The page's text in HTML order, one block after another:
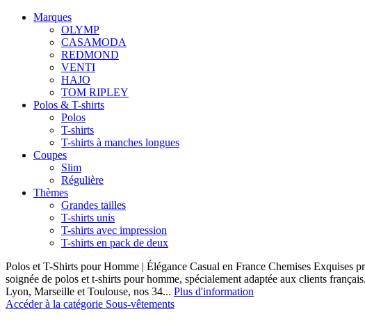
Marques
OLYMP
CASAMODA
REDMOND
VENTI
HAJO
TOM RIPLEY
Polos & T-shirts
Polos
T-shirts
T-shirts à manches longues
Coupes
Slim
Régulière
Thèmes
Grandes tailles
T-shirts unis
T-shirts avec impression
T-shirts en pack de deux
Polos et T-Shirts pour Homme | Élégance Casual en France Chemises Exquises
soignée de polos et t-shirts pour homme, spécialement adaptée aux clients
Lyon, Marseille et Toulouse, nos 34... Plus d'information
Accéder à la catégorie Sous-vêtements